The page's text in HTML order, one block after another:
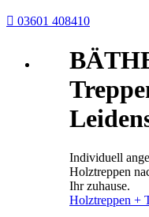
 03601 408410
Individuell
Holztreppen
Ihr zuhause.
Holztreppen +